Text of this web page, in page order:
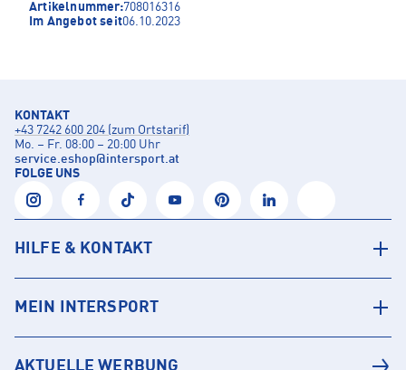
Artikelnummer:708016316
Im Angebot seit06.10.2023
KONTAKT
+43 7242 600 204 (zum Ortstarif)
Mo. – Fr. 08:00 – 20:00 Uhr
service.eshop@intersport.at
FOLGE UNS
HILFE & KONTAKT
MEIN INTERSPORT
AKTUELLE WERBUNG